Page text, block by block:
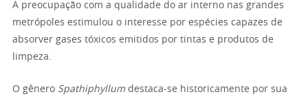
A preocupação com a qualidade do ar interno nas grandes
metrópoles estimulou o interesse por espécies capazes de
absorver gases tóxicos emitidos por tintas e produtos de
limpeza.
O gênero Spathiphyllum destaca-se historicamente por sua